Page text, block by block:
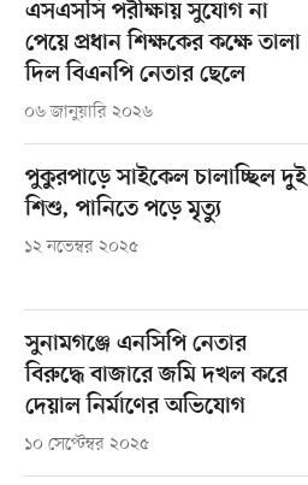
এসএসসি পরীক্ষায় সুযোগ না
পেয়ে প্রধান শিক্ষকের কক্ষে তালা
দিল বিএনপি নেতার ছেলে
০৬ জানুয়ারি ২০২৬
পুকুরপাড়ে সাইকেল চালাচ্ছিল দুই
শিশু, পানিতে পড়ে মৃত্যু
১২ নভেম্বর ২০২৫
সুনামগঞ্জে এনসিপি নেতার
বিরুদ্ধে বাজারে জমি দখল করে
দেয়াল নির্মাণের অভিযোগ
১০ সেপ্টেম্বর ২০২৫